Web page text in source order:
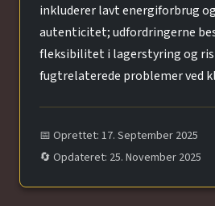
inkluderer lavt energiforbrug
autenticitet; udfordringerne
fleksibilitet i lagerstyring og
fugtrelaterede problemer ved
📅 Oprettet: 17. September 2025
🔄 Opdateret: 25. November 2025